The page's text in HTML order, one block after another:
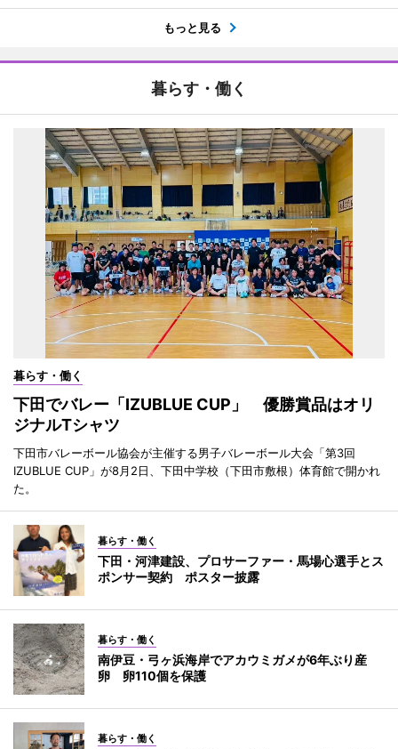
もっと見る
暮らす・働く
暮らす・働く
下田でバレー「IZUBLUE CUP」 優勝賞品はオリ
ジナルTシャツ
下田市バレーボール協会が主催する男子バレーボール大会「第3回
IZUBLUE CUP」が8月2日、下田中学校（下田市敷根）体育館で開かれ
た。
暮らす・働く
下田・河津建設、プロサーファー・馬場心選手とス
ポンサー契約 ポスター披露
暮らす・働く
南伊豆・弓ヶ浜海岸でアカウミガメが6年ぶり産
卵 卵110個を保護
暮らす・働く